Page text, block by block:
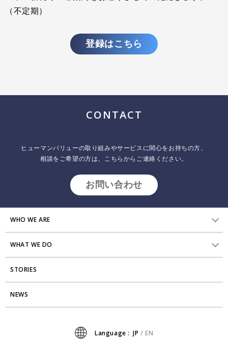
社員サーベイはなぜ組織の変革につながらないのか？
2026.02.05 インサイトレポート
現在、多くの企業が働く人々の思いや考えを聞く、様々なサーベイに
取り組まれています。 具体的には従業員満足度調査やエンゲージメン
トサーベイ、３６０度サーベイなど目的や位置付けは異なりますが、
そういったサーベイが組織や人の変革につながらないという声が聞か
れます。 本連載では、社員サーベイがなぜ組織の変革につながらない
（不定期）
登録はこちら
CONTACT
ヒューマンバリューの取り組みやサービスに関心をお持ちの方、
相談をご希望の方は、こちらからご連絡ください。
お問い合わせ
WHO WE ARE
HVからのメッセージ
研究員紹介
アクセス
WHAT WE DO
組織変革
エンゲージメント向上支援
STORIES
Stories
NEWS
Language : JP /EN